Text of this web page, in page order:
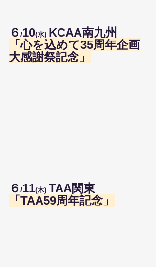
６ /10(水) KCAA南九州
「心を込めて35周年企画
大感謝祭記念」
６ /11(木) TAA関東
「TAA59周年記念」